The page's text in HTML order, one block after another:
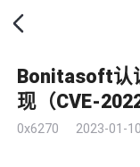
Bonitasoft认
现（CVE-
0x6270 2023-01-